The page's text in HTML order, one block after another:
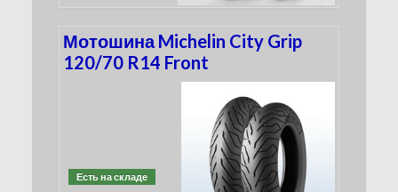
Мотошина Michelin City Grip
120/70 R14 Front
Есть на складе